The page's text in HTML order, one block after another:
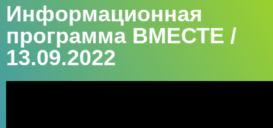
Информационная
программа ВМЕСТЕ /
13.09.2022